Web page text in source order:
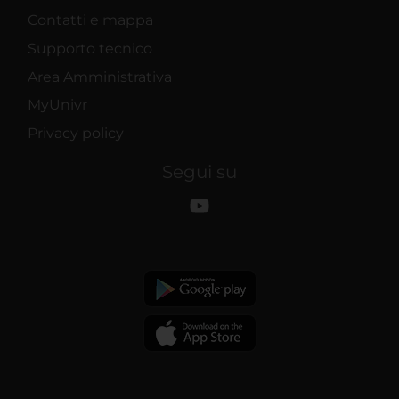
Contatti e mappa
Supporto tecnico
Area Amministrativa
MyUnivr
Privacy policy
Segui su